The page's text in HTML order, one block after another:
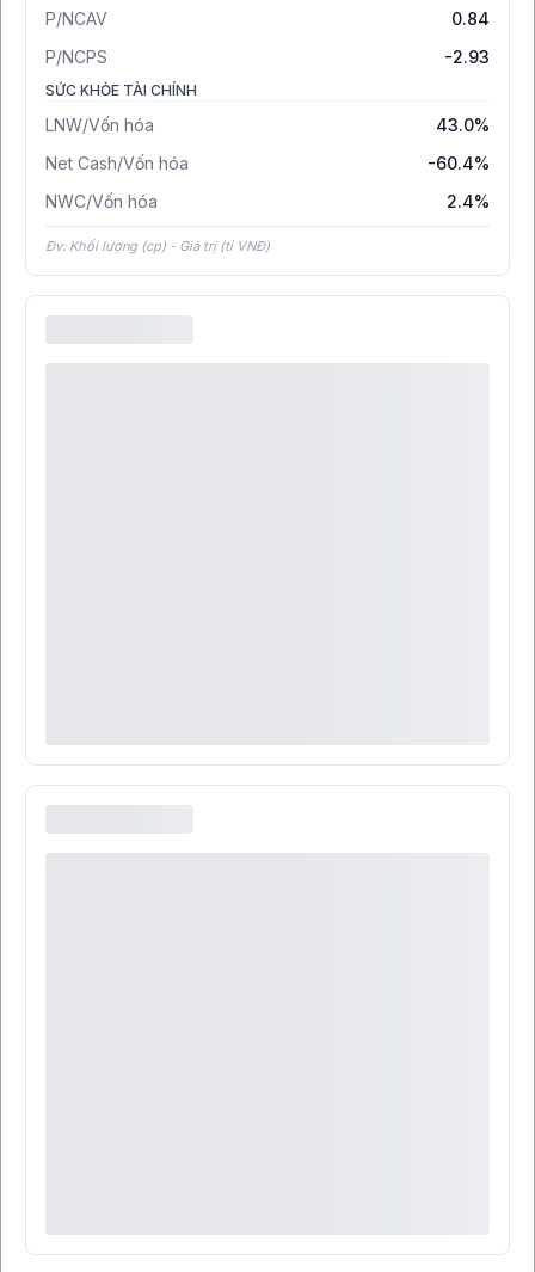
P/NCAV
0.84
P/NCPS
-2.93
SỨC KHỎE TÀI CHÍNH
LNW/Vốn hóa
43.0%
Net Cash/Vốn hóa
-60.4%
NWC/Vốn hóa
2.4%
Đv: Khối lượng (cp) - Giá trị (tỉ VNĐ)